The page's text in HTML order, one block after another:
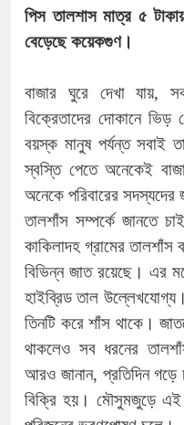
পিস তালশাস মাত্র ৫
বেড়েছে কয়েকগুণ।
বাজার ঘুরে দেখা যায়,
বিক্রেতাদের দোকানে
বয়স্ক মানুষ পর্যন্ত সবাই
স্বস্তি পেতে অনেকেই
অনেকে পরিবারের সদস্যদের
তালশাঁস সম্পর্কে জানতে
কাকিলাদহ গ্রামের তালশাঁস
বিভিন্ন জাত রয়েছে। এর
হাইব্রিড তাল
তিনটি করে শাঁস থাকে।
থাকলেও সব ধরনের
আরও জানান, প্রতিদিন গড়ে
বিক্রি হয়। মৌসুমজুড়ে এই